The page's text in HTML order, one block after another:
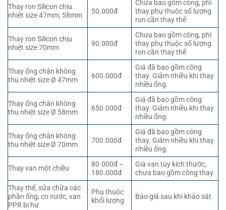
Thay ron Silicon chịu
nhiệt size 47mm, 58mm
50.000đ
Chưa bao gồm công, phí
thay phụ thuộc số lượng
ron cần thay thế
Thay ron Silicon chịu
nhiệt size 70mm
90.000đ
Chưa bao gồm công, phí
thay phụ thuộc số lượng
ron cần thay thế
Thay ống chân không
thu nhiệt size Ø 47mm
600.000đ
Giá đã bao gồm công
thay. Giảm nhiều khi thay
nhiều ống.
Thay ống chân không
thu nhiệt size Ø 58mm
650.000đ
Giá đã bao gồm công
thay. Giảm nhiều khi thay
nhiều ống.
Thay ống chân không
thu nhiệt size Ø 70mm
700.000đ
Giá đã bao gồm công
thay. Giảm nhiều khi thay
nhiều ống.
Thay van một chiều
80.000đ –
180.000đ
Giá van tùy kích thước,
chưa bao gồm công thay
Thay thế, sửa chữa các
phần ống, co nước, van
PPR bị hư
Phụ thuộc
khối lượng
Báo giá sau khi khảo sát